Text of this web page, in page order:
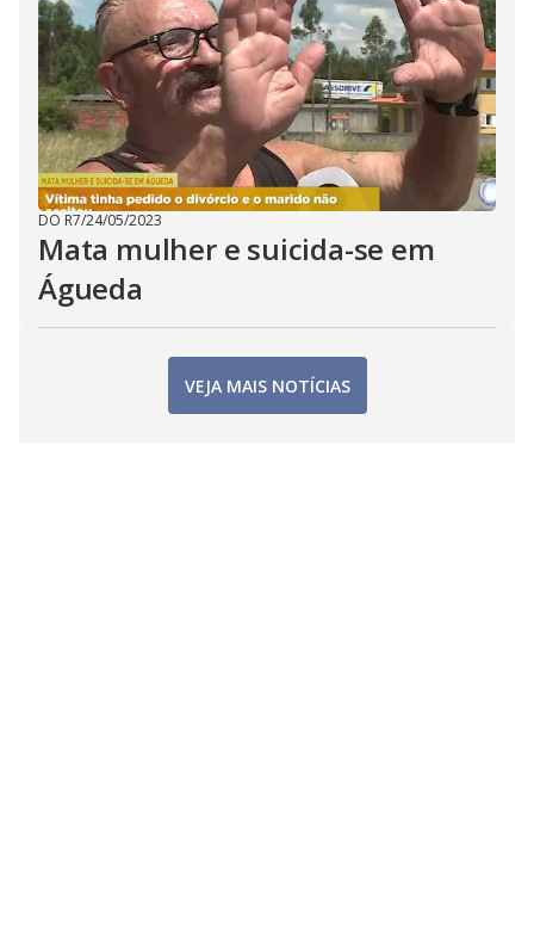
DO R7/24/05/2023
Mata mulher e suicida-se em
Águeda
VEJA MAIS NOTÍCIAS